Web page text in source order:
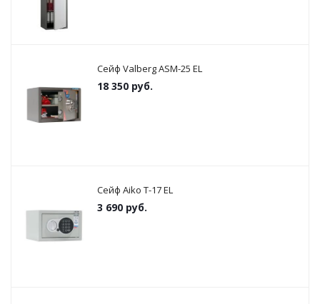
Сейф Valberg ASM-25 EL
18 350 руб.
Сейф Aiko T-17 EL
3 690 руб.